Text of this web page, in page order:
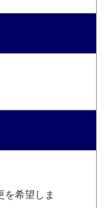
を希望しま